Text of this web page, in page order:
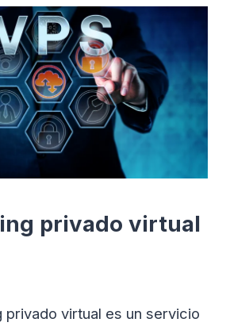
privado virtual
privado virtual es un servicio